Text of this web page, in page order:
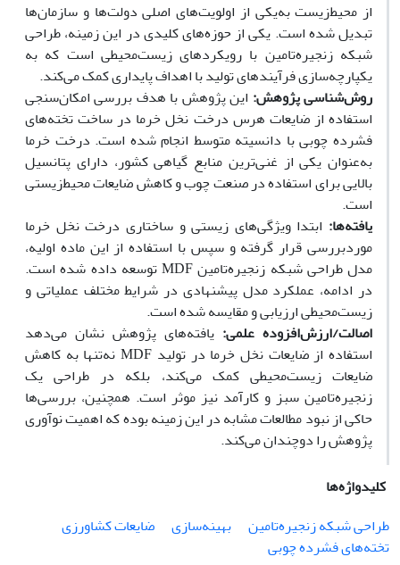
از محیط‌زیست به‌یکی از اولویت‌های اصلی دولت‌ها و سازمان‌ها
تبدیل شده است. یکی از حوزه‌های کلیدی در این زمینه، طراحی
شبکه زنجیره‌تامین با رویکردهای زیست‌محیطی است که به
یکپارچه‌سازی فرآیندهای تولید با اهداف پایداری کمک می‌کند.
روش‌شناسی پژوهش: این پژوهش با هدف بررسی امکان‌سنجی
استفاده از ضایعات هرس درخت نخل خرما در ساخت تخته‌های
فشرده چوبی با دانسیته متوسط انجام شده است. درخت خرما
به‌عنوان یکی از غنی‌ترین منابع گیاهی کشور، دارای پتانسیل
بالایی برای استفاده در صنعت چوب و کاهش ضایعات محیط‌زیستی
است.
یافته‌ها: ابتدا ویژگی‌های زیستی و ساختاری درخت نخل خرما
مورد‌بررسی قرار گرفته و سپس با استفاده از این ماده اولیه،
مدل طراحی شبکه زنجیره‌تامین MDF توسعه داده شده است.
در ادامه، عملکرد مدل پیشنهادی در شرایط مختلف عملیاتی و
زیست‌محیطی ارزیابی و مقایسه شده است.
اصالت/ارزش‌افزوده علمی: یافته‌های پژوهش نشان می‌دهد
استفاده از ضایعات نخل خرما در تولید MDF نه‌تنها به کاهش
ضایعات زیست‌محیطی کمک می‌کند، بلکه در طراحی یک
زنجیره‌تامین سبز و کارآمد نیز موثر است. همچنین، بررسی‌ها
حاکی از نبود مطالعات مشابه در این زمینه بوده که اهمیت نوآوری
پژوهش را دوچندان می‌کند.
کلیدواژه‌ها
طراحی شبکه زنجیره‌تامین
بهینه‌سازی
ضایعات کشاورزی
تخته‌های فشرده چوبی